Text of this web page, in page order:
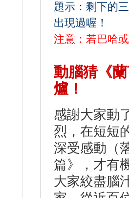
題示：剩下的
出現過喔！
注意：若巴哈
動腦猜《
爐！
感謝大家動
烈，在短短
深受感動（
篇》，才有
大家絞盡腦